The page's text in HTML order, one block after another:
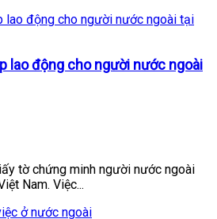
lao động cho người nước ngoài
tờ chứng minh người nước ngoài
Nam. Việc...